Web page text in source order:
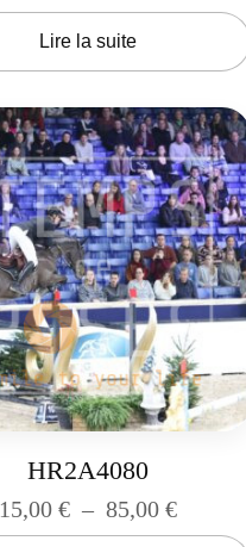
Lire la suite
HR2A4080
15,00€ – 85,00€